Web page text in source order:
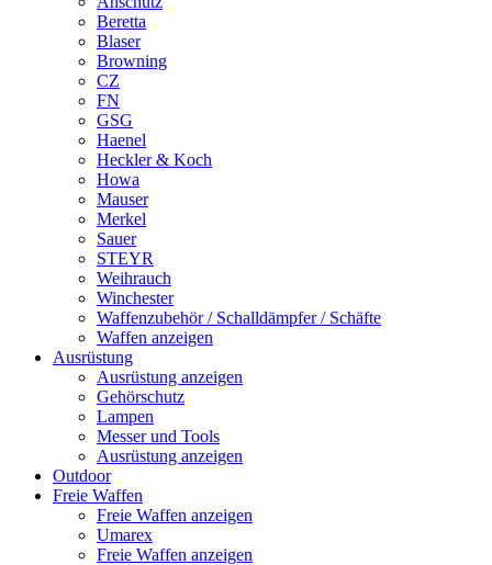
Beretta
Blaser
Browning
CZ
FN
GSG
Haenel
Heckler & Koch
Howa
Mauser
Merkel
Sauer
STEYR
Weihrauch
Winchester
Waffenzubehör / Schalldämpfer / Schäfte
Waffen anzeigen
Ausrüstung
Ausrüstung anzeigen
Gehörschutz
Lampen
Messer und Tools
Ausrüstung anzeigen
Outdoor
Freie Waffen
Freie Waffen anzeigen
Umarex
Freie Waffen anzeigen